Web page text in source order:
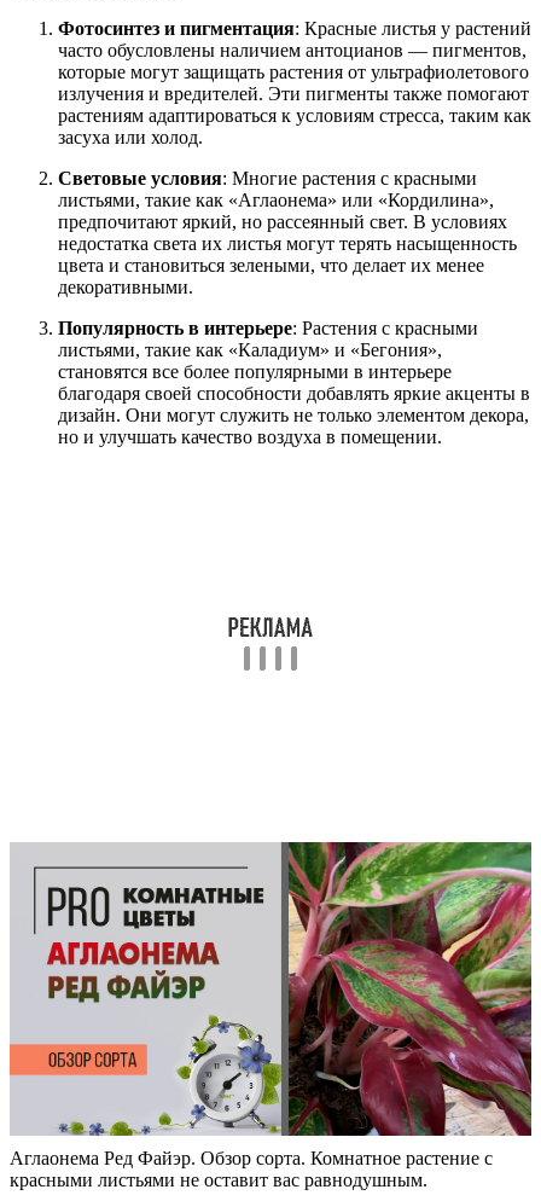
Фотосинтез и пигментация: Красные листья у растений
часто обусловлены наличием антоцианов — пигментов,
которые могут защищать растения от ультрафиолетового
излучения и вредителей. Эти пигменты также помогают
растениям адаптироваться к условиям стресса, таким как
засуха или холод.
Световые условия: Многие растения с красными
листьями, такие как «Аглаонема» или «Кордилина»,
предпочитают яркий, но рассеянный свет. В условиях
недостатка света их листья могут терять насыщенность
цвета и становиться зелеными, что делает их менее
декоративными.
Популярность в интерьере: Растения с красными
листьями, такие как «Каладиум» и «Бегония»,
становятся все более популярными в интерьере
благодаря своей способности добавлять яркие акценты в
дизайн. Они могут служить не только элементом декора,
но и улучшать качество воздуха в помещении.
Аглаонема Ред Файэр. Обзор сорта. Комнатное растение с
красными листьями не оставит вас равнодушным.